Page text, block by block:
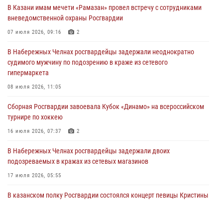
В Нижнекамске сотрудники Росгвардии задержали подозреваемого
23 июля 2026, 06:47
В Казани Росгвардия приняла участие в обеспечении безопасности
крестного хода и освящения храма
В Казани имам мечети «Рамазан» провел встречу с сотрудниками
вневедомственной охраны Росгвардии
07 июля 2026, 09:16 2
В Набережных Челнах росгвардейцы задержали неоднократно
судимого мужчину по подозрению в краже из сетевого
гипермаркета
08 июля 2026, 11:05
Сборная Росгвардии завоевала Кубок «Динамо» на всероссийском
турнире по хоккею
16 июля 2026, 07:37 2
В Набережных Челнах росгвардейцы задержали двоих
подозреваемых в кражах из сетевых магазинов
17 июля 2026, 05:55
В казанском полку Росгвардии состоялся концерт певицы Кристины